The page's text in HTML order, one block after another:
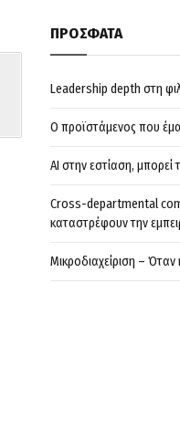
ΠΡΟΣΦΑΤΑ
Leadership depth στη
Ο προϊστάμενος που
AI στην εστίαση, μπορεί
Cross-departmental
καταστρέφουν την
Μικροδιαχείριση –